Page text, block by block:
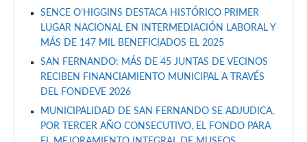
SENCE O’HIGGINS DESTACA HISTÓRICO PRIMER
LUGAR NACIONAL EN INTERMEDIACIÓN LABORAL Y
MÁS DE 147 MIL BENEFICIADOS EL 2025
SAN FERNANDO: MÁS DE 45 JUNTAS DE VECINOS
RECIBEN FINANCIAMIENTO MUNICIPAL A TRAVÉS
DEL FONDEVE 2026
MUNICIPALIDAD DE SAN FERNANDO SE ADJUDICA,
POR TERCER AÑO CONSECUTIVO, EL FONDO PARA